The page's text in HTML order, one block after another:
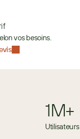
vos besoins.
1M+
Utilisateurs